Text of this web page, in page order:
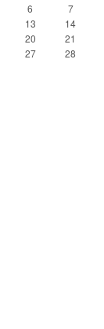
6 7
13 14
20 21
27 28